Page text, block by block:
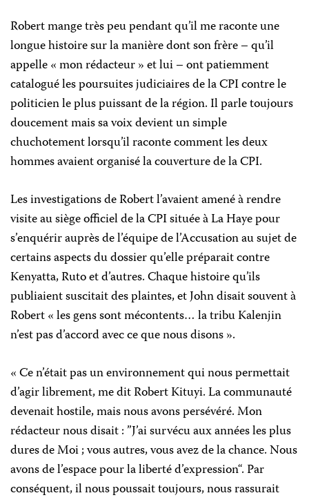
Robert mange très peu pendant qu’il me raconte une
longue histoire sur la manière dont son frère – qu’il
appelle « mon rédacteur » et lui – ont patiemment
catalogué les poursuites judiciaires de la CPI contre le
politicien le plus puissant de la région. Il parle toujours
doucement mais sa voix devient un simple
chuchotement lorsqu’il raconte comment les deux
hommes avaient organisé la couverture de la CPI.
Les investigations de Robert l’avaient amené à rendre
visite au siège officiel de la CPI située à La Haye pour
s’enquérir auprès de l’équipe de l’Accusation au sujet de
certains aspects du dossier qu’elle préparait contre
Kenyatta, Ruto et d’autres. Chaque histoire qu’ils
publiaient suscitait des plaintes, et John disait souvent à
Robert « les gens sont mécontents… la tribu Kalenjin
n’est pas d’accord avec ce que nous disons ».
« Ce n’était pas un environnement qui nous permettait
d’agir librement, me dit Robert Kituyi. La communauté
devenait hostile, mais nous avons persévéré. Mon
rédacteur nous disait : ”J’ai survécu aux années les plus
dures de Moi ; vous autres, vous avez de la chance. Nous
avons de l’espace pour la liberté d’expression“. Par
conséquent, il nous poussait toujours, nous rassurait